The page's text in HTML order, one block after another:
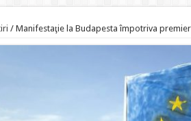
/ Manifestaţie la Budapesta împotriva